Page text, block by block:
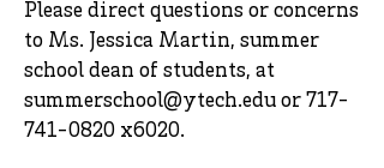
Please direct questions or concerns
to Ms. Jessica Martin, summer
school dean of students, at
summerschool@ytech.edu or 717-
741-0820 x6020.